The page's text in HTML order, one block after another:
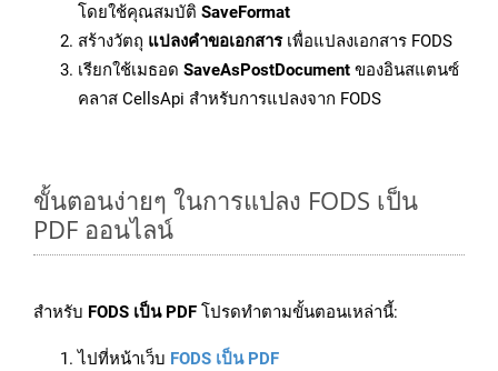
โดยใช้คุณสมบัติ SaveFormat
สร้างวัตถุ แปลงคำขอเอกสารเพื่อแปลงเอกสาร FODS
เรียกใช้เมธอด SaveAsPostDocument ของอินสแตนซ์
คลาส CellsApi สำหรับการแปลงจาก FODS
ขั้นตอนง่ายๆ ในการแปลง FODS เป็น
PDF ออนไลน์
สำหรับ FODS เป็น PDF โปรดทำตามขั้นตอนเหล่านี้:
ไปที่หน้าเว็บ FODS เป็น PDF